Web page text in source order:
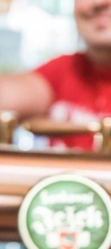
Praktické info
Kam vyrazit